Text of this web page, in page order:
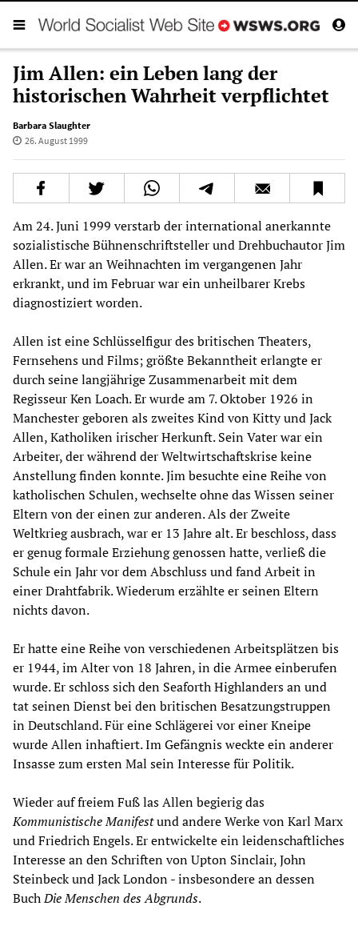
Jim Allen: ein Leben lang der
historischen Wahrheit verpflichtet
Barbara Slaughter
26. August 1999
Am 24. Juni 1999 verstarb der international anerkannte
sozialistische Bühnenschriftsteller und Drehbuchautor Jim
Allen. Er war an Weihnachten im vergangenen Jahr
erkrankt, und im Februar war ein unheilbarer Krebs
diagnostiziert worden.
Allen ist eine Schlüsselfigur des britischen Theaters,
Fernsehens und Films; größte Bekanntheit erlangte er
durch seine langjährige Zusammenarbeit mit dem
Regisseur Ken Loach. Er wurde am 7. Oktober 1926 in
Manchester geboren als zweites Kind von Kitty und Jack
Allen, Katholiken irischer Herkunft. Sein Vater war ein
Arbeiter, der während der Weltwirtschaftskrise keine
Anstellung finden konnte. Jim besuchte eine Reihe von
katholischen Schulen, wechselte ohne das Wissen seiner
Eltern von der einen zur anderen. Als der Zweite
Weltkrieg ausbrach, war er 13 Jahre alt. Er beschloss, dass
er genug formale Erziehung genossen hatte, verließ die
Schule ein Jahr vor dem Abschluss und fand Arbeit in
einer Drahtfabrik. Wiederum erzählte er seinen Eltern
nichts davon.
Er hatte eine Reihe von verschiedenen Arbeitsplätzen bis
er 1944, im Alter von 18 Jahren, in die Armee einberufen
wurde. Er schloss sich den Seaforth Highlanders an und
tat seinen Dienst bei den britischen Besatzungstruppen
in Deutschland. Für eine Schlägerei vor einer Kneipe
wurde Allen inhaftiert. Im Gefängnis weckte ein anderer
Insasse zum ersten Mal sein Interesse für Politik.
Wieder auf freiem Fuß las Allen begierig das
Kommunistische Manifestund andere Werke von Karl Marx
und Friedrich Engels. Er entwickelte ein leidenschaftliches
Interesse an den Schriften von Upton Sinclair, John
Steinbeck und Jack London - insbesondere an dessen
BuchDie Menschen des Abgrunds.